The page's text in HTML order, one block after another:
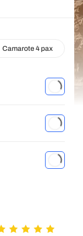
Camarote 4 pax